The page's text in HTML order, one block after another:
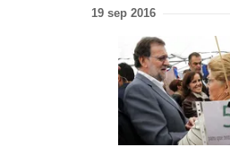
19 sep 2016